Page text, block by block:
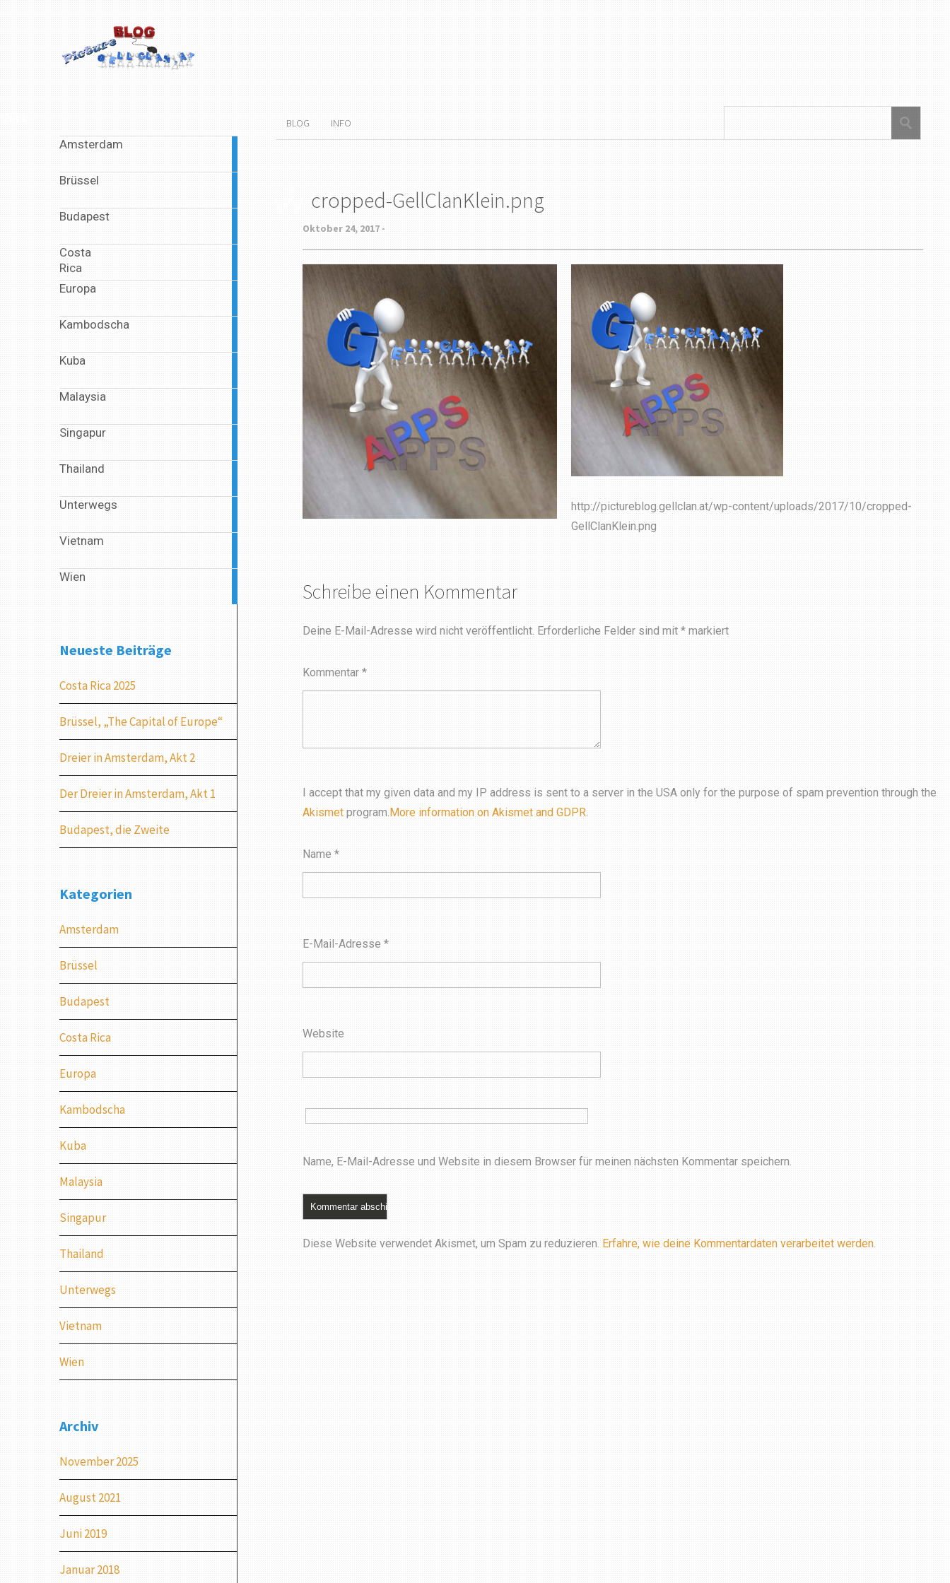
Amsterdam
Brüssel
Budapest
Costa
Rica
Europa
Kambodscha
Kuba
Malaysia
Singapur
Thailand
Unterwegs
Vietnam
Wien
Neueste Beiträge
Costa Rica 2025
Brüssel, „The Capital of Europe“
Dreier in Amsterdam, Akt 2
Der Dreier in Amsterdam, Akt 1
Budapest, die Zweite
Kategorien
Amsterdam
Brüssel
Budapest
Costa Rica
Europa
Kambodscha
Kuba
Malaysia
Singapur
Thailand
Unterwegs
Vietnam
Wien
Archiv
November 2025
August 2021
Juni 2019
Januar 2018
BLOG INFO
cropped-GellClanKlein.png
Oktober 24, 2017 -
http://pictureblog.gellclan.at/wp-content/uploads/2017/10/cropped-
GellClanKlein.png
Schreibe einen Kommentar
Deine E-Mail-Adresse wird nicht veröffentlicht. Erforderliche Felder sind mit *markiert
Kommentar *
I accept that my given data and my IP address is sent to a server in the USA only for the purpose of spam prevention through the
Akismetprogram.More information on Akismet and GDPR.
Name *
E-Mail-Adresse *
Website
Name, E-Mail-Adresse und Website in diesem Browser für meinen nächsten Kommentar speichern.
Diese Website verwendet Akismet, um Spam zu reduzieren. Erfahre, wie deine Kommentardaten verarbeitet werden.